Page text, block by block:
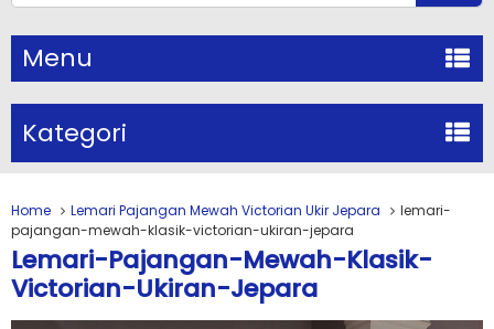
Menu
Kategori
Home Lemari Pajangan Mewah Victorian Ukir Jepara
lemari-
pajangan-mewah-klasik-victorian-ukiran-jepara
Lemari-Pajangan-Mewah-Klasik-
Victorian-Ukiran-Jepara